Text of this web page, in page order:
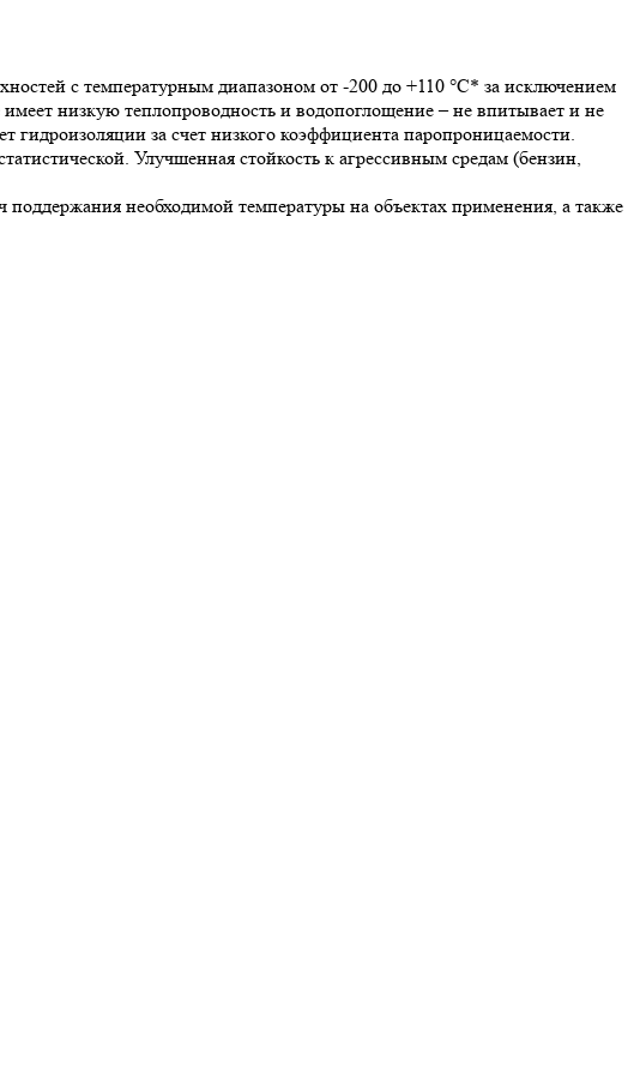
с температурным диапазоном от -200 до +110 °С* за исключением
низкую теплопроводность и водопоглощение – не впитывает и не
за счет низкого коэффициента паропроницаемости.
Улучшенная стойкость к агрессивным средам (бензин,
необходимой температуры на объектах применения, а также